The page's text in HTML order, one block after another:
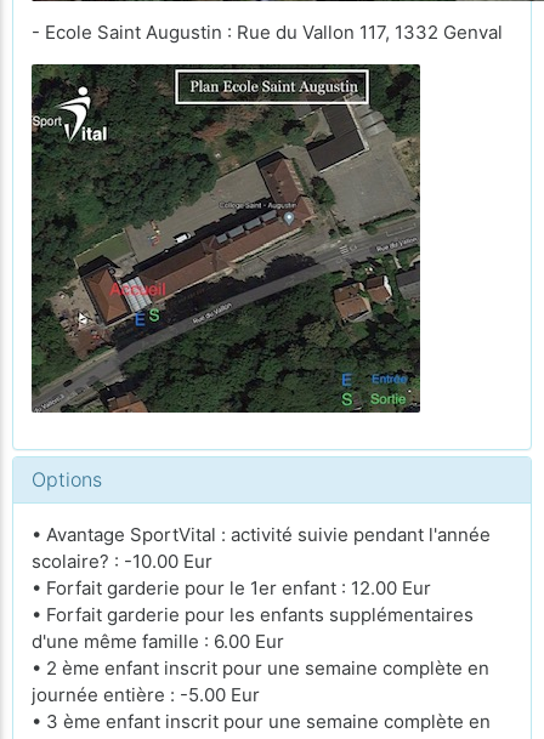
- Ecole Saint Augustin : Rue du Vallon 117, 1332 Genval
Options
• Avantage SportVital : activité suivie pendant l'année
scolaire? : -10.00 Eur
• Forfait garderie pour le 1er enfant : 12.00 Eur
• Forfait garderie pour les enfants supplémentaires
d'une même famille : 6.00 Eur
• 2 ème enfant inscrit pour une semaine complète en
journée entière : -5.00 Eur
• 3 ème enfant inscrit pour une semaine complète en